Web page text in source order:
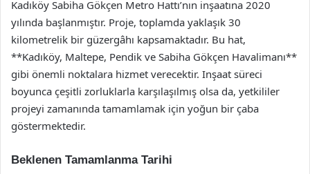
Kadıköy Sabiha Gökçen Metro Hattı’nın inşaatına 2020
yılında başlanmıştır. Proje, toplamda yaklaşık 30
kilometrelik bir güzergâhı kapsamaktadır. Bu hat,
**Kadıköy, Maltepe, Pendik ve Sabiha Gökçen Havalimanı**
gibi önemli noktalara hizmet verecektir. Inşaat süreci
boyunca çeşitli zorluklarla karşılaşılmış olsa da, yetkililer
projeyi zamanında tamamlamak için yoğun bir çaba
göstermektedir.
Beklenen Tamamlanma Tarihi